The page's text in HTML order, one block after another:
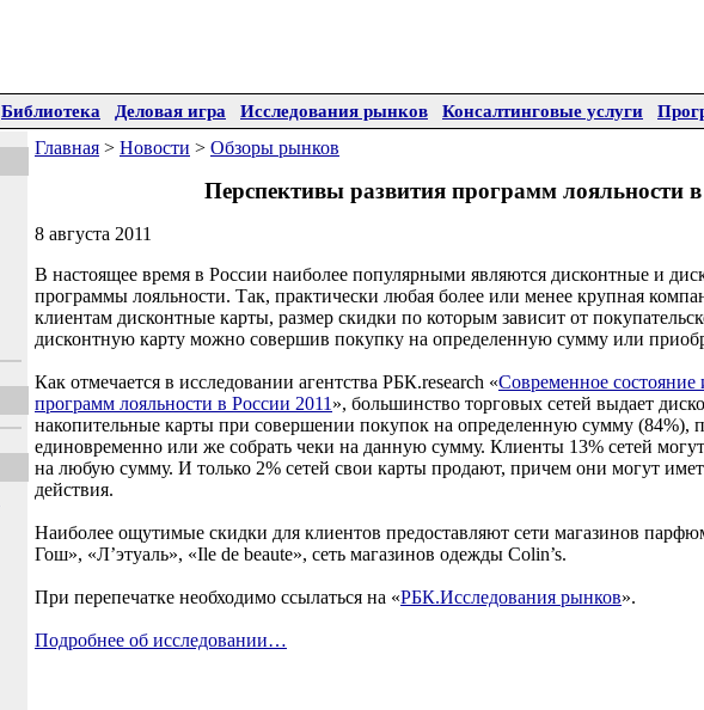
Библиотека Деловая игра Исследования рынков Консалтинговые услуги
Главная > Новости > Обзоры рынков
Перспективы развития программ лояльности
8 августа 2011
В настоящее время в России наиболее популярными являются дисконтные и
программы лояльности. Так, практически любая более или менее крупная
клиентам дисконтные карты, размер скидки по которым зависит от
дисконтную карту можно совершив покупку на определенную сумму или
Как отмечается в исследовании агентства РБК.research «Современное состояние
программ лояльности в России 2011 », большинство торговых сетей выдает
накопительные карты при совершении покупок на определенную сумму (84%),
единовременно или же собрать чеки на данную сумму. Клиенты 13% сетей
на любую сумму. И только 2% сетей свои карты продают, причем они могут
действия.
Наиболее ощутимые скидки для клиентов предоставляют сети магазинов
Гош», «Л’этуаль», «Ile de beaute», сеть магазинов одежды Colin’s.
При перепечатке необходимо ссылаться на «РБК.Исследования рынков».
Подробнее об исследовании…